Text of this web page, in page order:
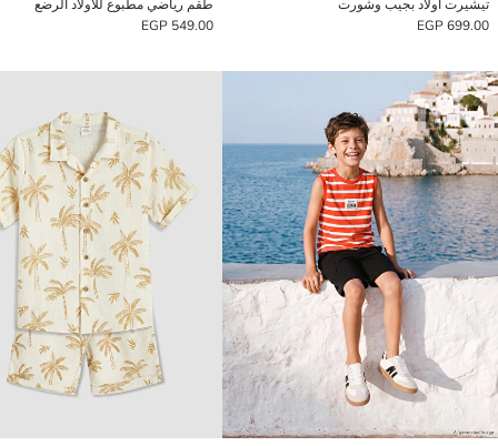
تيشيرت أولاد بجيب وشورت
699.00 EGP
طقم رياضي مطبوع للأولاد الرضع
549.00 EGP